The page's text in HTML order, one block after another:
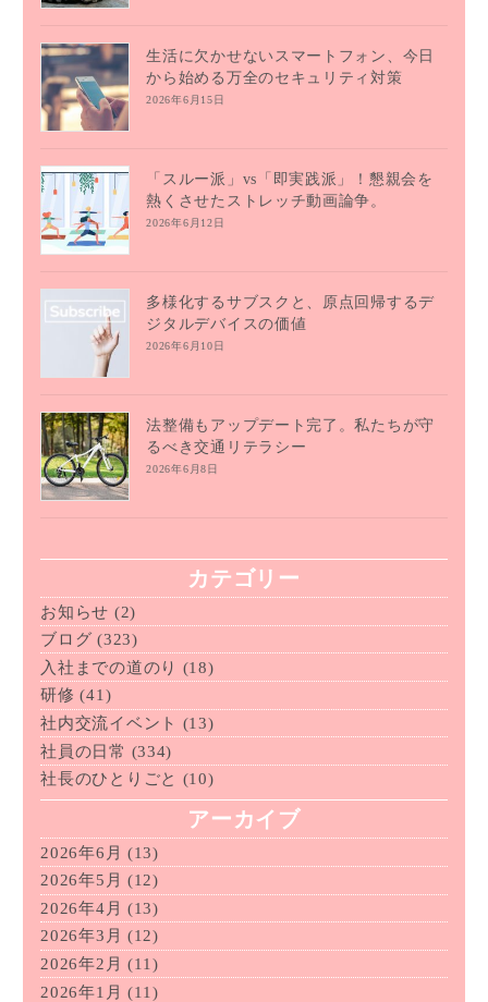
生活に欠かせないスマートフォン、今日
から始める万全のセキュリティ対策
2026年6月15日
「スルー派」vs「即実践派」！懇親会を
熱くさせたストレッチ動画論争。
2026年6月12日
多様化するサブスクと、原点回帰するデ
ジタルデバイスの価値
2026年6月10日
法整備もアップデート完了。私たちが守
るべき交通リテラシー
2026年6月8日
カテゴリー
お知らせ (2)
ブログ (323)
入社までの道のり (18)
研修 (41)
社内交流イベント (13)
社員の日常 (334)
社長のひとりごと (10)
アーカイブ
2026年6月 (13)
2026年5月 (12)
2026年4月 (13)
2026年3月 (12)
2026年2月 (11)
2026年1月 (11)